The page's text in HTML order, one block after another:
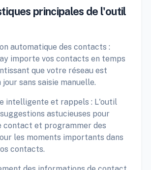
principales de l'outil
automatique des contacts :
importe vos contacts en temps
que votre réseau est
jour sans saisie manuelle.
intelligente et rappels : L'outil
astucieuses pour
contact et programmer des
les moments importants dans
contacts.